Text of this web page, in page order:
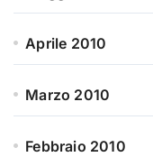
Aprile 2010
Marzo 2010
Febbraio 2010